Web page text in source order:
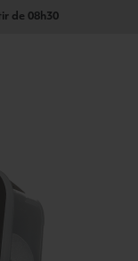
de 08h30